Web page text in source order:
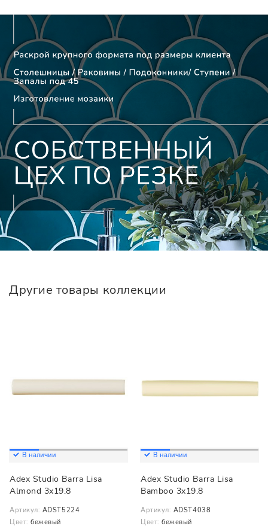
Другие товары коллекции
В наличии
Adex Studio Barra Lisa
Almond 3x19.8
Артикул: ADST5224
Цвет: бежевый
В наличии
Adex Studio Barra Lisa
Bamboo 3x19.8
Артикул: ADST4038
Цвет: бежевый